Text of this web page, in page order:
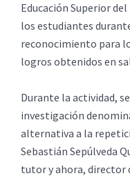
Educación Superior
los estudiantes
reconocimiento para
logros obtenidos en
Durante la actividad,
investigación
alternativa a la
Sebastián Sepúlveda
tutor y ahora, director